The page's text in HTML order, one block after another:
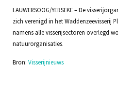
LAUWERSOOG/YERSEKE – De
zich verenigd in het Waddenzeevisserij
namens alle visserijsectoren overlegd
natuurorganisaties.
Bron: Visserijnieuws